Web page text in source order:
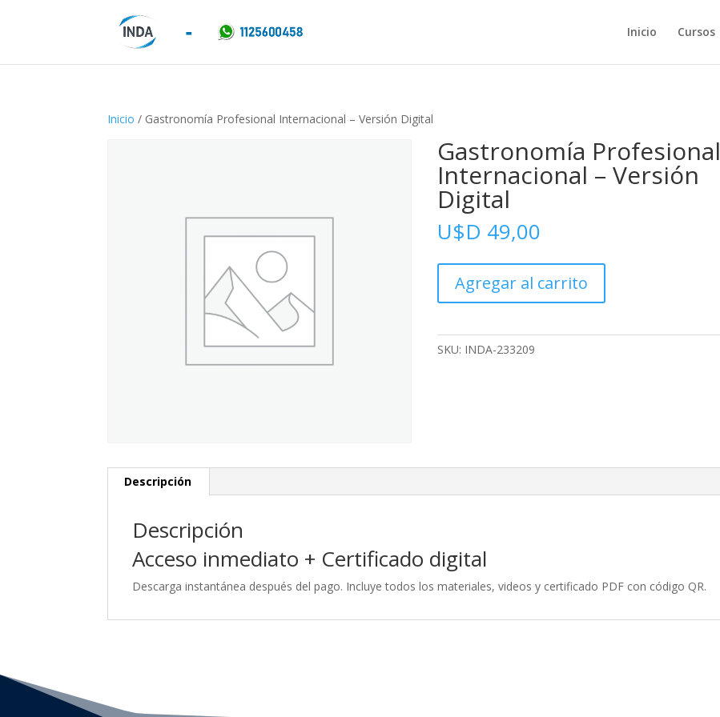
Inicio Cursos
Inicio / Gastronomía Profesional Internacional – Versión Digital
Gastronomía Profesional
Internacional – Versión
Digital
U$D 49,00
Profesional
Internacional
Versión
Agregar al carrito
SKU: INDA-233209
Descripción
Descripción
Acceso inmediato + Certificado digital
Descarga instantánea después del pago. Incluye todos los materiales, videos y certificado PDF con código QR.